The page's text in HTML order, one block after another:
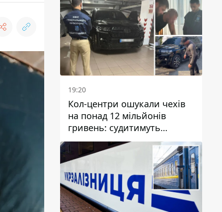
19:20
Кол-центри ошукали чехів
на понад 12 мільйонів
гривень: судитимуть
дніпрянина, який
організував
транснаціональну злочинну
організацію